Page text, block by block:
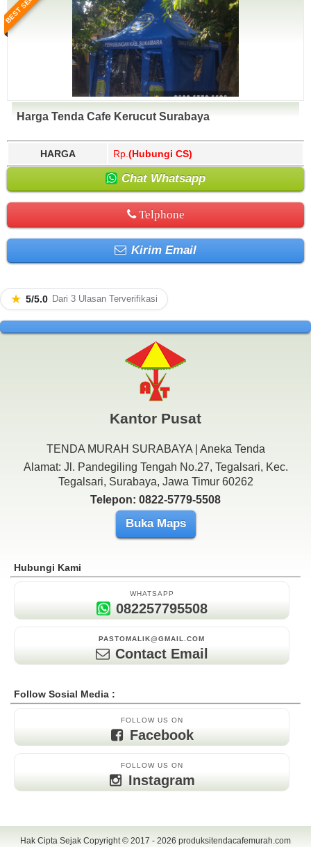
Harga Tenda Cafe Kerucut Surabaya
HARGA Rp. (Hubungi CS)
Chat Whatsapp
Telphone
Kirim Email
★ 5/5.0 Dari 3 Ulasan Terverifikasi
Kantor Pusat
TENDA MURAH SURABAYA | Aneka Tenda
Alamat: Jl. Pandegiling Tengah No.27, Tegalsari, Kec.
Tegalsari, Surabaya, Jawa Timur 60262
Telepon: 0822-5779-5508
Buka Maps
Hubungi Kami
WHATSAPP
082257795508
PASTOMALIK@GMAIL.COM
Contact Email
Follow Sosial Media :
FOLLOW US ON
Facebook
FOLLOW US ON
Instagram
Hak Cipta Sejak Copyright © 2017 - 2026 produksitendacafemurah.com